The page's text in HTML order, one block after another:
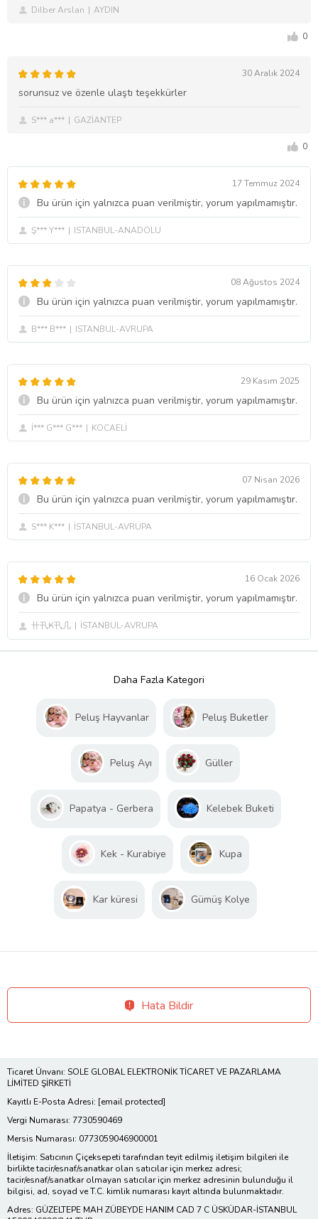
Dilber Arslan AYDIN
0
30 Aralık 2024
sorunsuz ve özenle ulaştı teşekkürler
S*** a*** GAZİANTEP
0
17 Temmuz 2024
Bu ürün için yalnızca puan verilmiştir, yorum yapılmamıştır.
Ş*** Y*** ISTANBUL-ANADOLU
08 Ağustos 2024
Bu ürün için yalnızca puan verilmiştir, yorum yapılmamıştır.
B*** B*** ISTANBUL-AVRUPA
29 Kasım 2025
Bu ürün için yalnızca puan verilmiştir, yorum yapılmamıştır.
İ*** G*** G*** KOCAELİ
07 Nisan 2026
Bu ürün için yalnızca puan verilmiştir, yorum yapılmamıştır.
S*** K*** İSTANBUL-AVRUPA
16 Ocak 2026
Bu ürün için yalnızca puan verilmiştir, yorum yapılmamıştır.
卄卂Ҝ卂几 İSTANBUL-AVRUPA
Daha Fazla Kategori
Peluş Hayvanlar Peluş Buketler
Peluş Ayı Güller
Papatya - Gerbera Kelebek Buketi
Kek - Kurabiye Kupa
Kar küresi Gümüş Kolye
Hata Bildir
Ticaret Ünvanı: SOLE GLOBAL ELEKTRONİK TİCARET VE PAZARLAMA
LİMİTED ŞİRKETİ
Kayıtlı E-Posta Adresi: [email protected]
Vergi Numarası: 7730590469
Mersis Numarası: 0773059046900001
İletişim: Satıcının Çiçeksepeti tarafından teyit edilmiş iletişim bilgileri ile
birlikte tacir/esnaf/sanatkar olan satıcılar için merkez adresi;
tacir/esnaf/sanatkar olmayan satıcılar için merkez adresinin bulunduğu il
bilgisi, ad, soyad ve T.C. kimlik numarası kayıt altında bulunmaktadır.
Adres: GÜZELTEPE MAH ZÜBEYDE HANIM CAD 7 C ÜSKÜDAR-İSTANBUL